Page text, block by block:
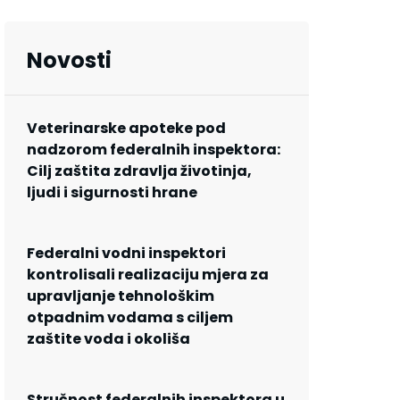
Novosti
Veterinarske apoteke pod
nadzorom federalnih inspektora:
Cilj zaštita zdravlja životinja,
ljudi i sigurnosti hrane
Federalni vodni inspektori
kontrolisali realizaciju mjera za
upravljanje tehnološkim
otpadnim vodama s ciljem
zaštite voda i okoliša